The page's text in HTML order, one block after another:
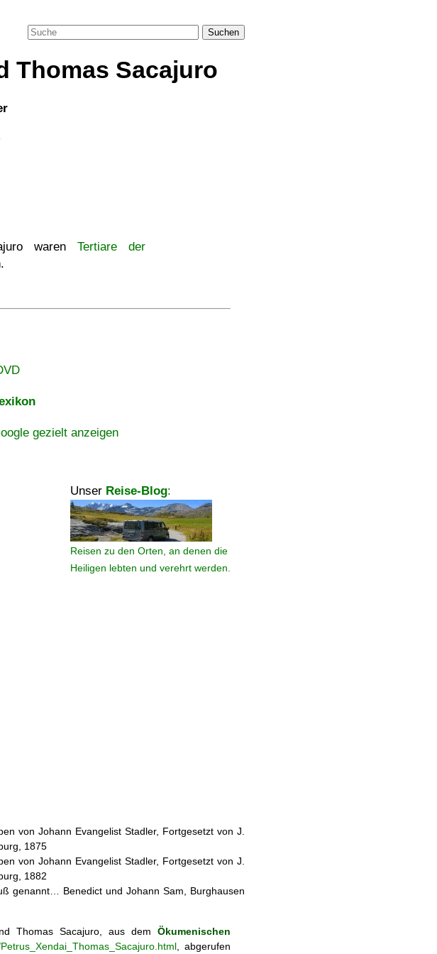
Suchen
Thomas Sacajuro
waren Tertiare der
gezielt anzeigen
Unser Reise-Blog:
Reisen zu den Orten, an denen die
Heiligen lebten und verehrt werden.
von Johann Evangelist Stadler, Fortgesetzt von J.
1875
von Johann Evangelist Stadler, Fortgesetzt von J.
1882
genannt… Benedict und Johann Sam, Burghausen
Thomas Sacajuro, aus dem Ökumenischen
, abgerufen